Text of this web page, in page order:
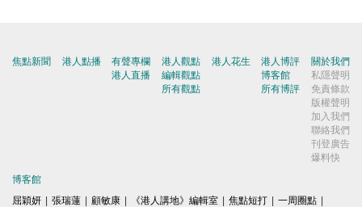
焦點新聞 港人點播
有聲專欄
港人直播
港人觀點
編輯觀點
所有觀點
港人花生
港人博評
博客館
所有博評
關於我們
私隱聲明
免責條款
版權聲明
加入我們
聯絡我們
刊登廣告
爆料快
博客館
屈穎妍 | 張瑞蓮 | 顧敏康 | 《港人講地》編輯室 | 焦點短打 | 一周圈點 |